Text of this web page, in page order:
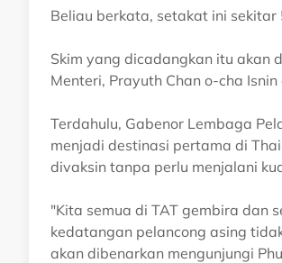
Beliau berkata, setakat ini
Skim yang dicadangkan itu akan
Menteri, Prayuth Chan o-cha
Terdahulu, Gabenor Lembaga
menjadi destinasi pertama di
divaksin tanpa perlu menjalani
"Kita semua di TAT gembira dan
kedatangan pelancong asing
akan dibenarkan mengunjungi